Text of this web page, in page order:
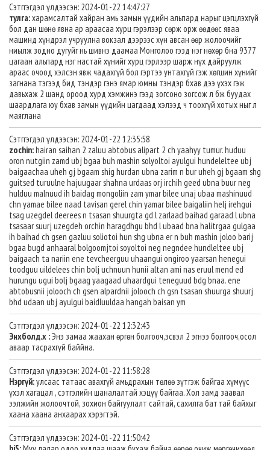
Сэтггэгдэл үлдээсэн: 2024-01-22 14:47:27
тулга:харамсалтай хайран амь замын үүдийн альпард нарыг цэгцлэхгүй
бол дан шөнө явна ар араасаа хурц гэрэлээр сөрж орж өөдөөс яваа
машинд хүндрэл учруулна вокзал дээрээс хүн авсан өөр жолоочийг
ниылж зодно дугуйг нь шивнэ даамаа Монголоо гээд нэг нөхөр бна 9377
цагаан альпард нэг настай хүнийг хурц гэрлээр шарж нүх дайруулж
араас очоод хэлсэн явж чадахгүй бол гэртээ унтахгүй гэж хөгшин хүнийг
загнана тэгээд бид тэндэр гэнэ ямар юмны тэндэр бхав дээ үхэх гэж
давьхаж 2 шанд ороод хурд хэмжинэ гээд зогсоно зогсож л бж буудах
шаардлага юу бхав замын үүдийн цагдаад хэлээд ч тоохгүй хотых ныг л
маяглана
Сэтггэгдэл үлдээсэн: 2024-01-22 12:35:58
zochin:hairan saihan 2 zaluu abtobus alipart 2 ch yaahyy tumur. huduu
oron nutgiin zamd ubj bgaa buh mashin solyoltoi ayulgui hundeleltee ubj
baigaachaa uheh gj bgaam shig hurdan ubna zarim n bur uheh gj bgaam shg
guitsed turuulne hajuugaar shahna urdaas orj irchih geed ubna buur neg
hulduu malnuud ih baidag mongoliin zam ymar bilee unaj ubaa mashinuud
chn yamae bilee naad tavisan gerel chin yamar bilee baigaliin helj irehgui
tsag uzegdel deerees n tsasan shuurgta gd l zarlaad baihad garaad l ubna
tsasaar suurj uzegdeh orchin haragdhgu bhd l ubaad bna halitrgaa gulgaa
ih baihad ch gsen gazluu soliotoi hun shg ubna er n buh mashin joloo barij
bgaa bugd anhaaral bolgoomjtoi soyoltoi neg negndee hundleltee ubj
baigaach ta nariin ene tevcheerguu uhaangui ongiroo yaarsan henegui
toodguu uildelees chin bolj uchnuun hunii altan ami nas eruul mend ed
hurungu ugui bolj bgaag yaagaad uhaardgui teneguud bdg bnaa. ene
abtobusnii jolooch ch gsen alpardnii jolooch ch gsn tsasan shuurga shuurj
bhd udaan ubj ayulgui baidluuldaa hangah baisan ym
Сэтггэгдэл үлдээсэн: 2024-01-22 12:32:43
Энхболд.х :Энэ замаа жаахан өргөн болгооч,эсвэл 2 эгнээ болгооч,осол
аваар тасрахгүй баййна.
Сэтггэгдэл үлдээсэн: 2024-01-22 11:58:28
Нэргүй:улсаас татаас авахгүй амьдрахын төлөө зүтгэж байгаа хүмүүс
үхэл хагацал , сэтгэлийн шаналалтай хэцүү байгаа. Хол замд заавал
ээлжийн жолоочтой, зохион байгуулалт сайтай, сахилга баттай байхыг
хаана хаана анхаарах хэрэгтэй.
Сэтггэгдэл үлдээсэн: 2024-01-22 11:50:42